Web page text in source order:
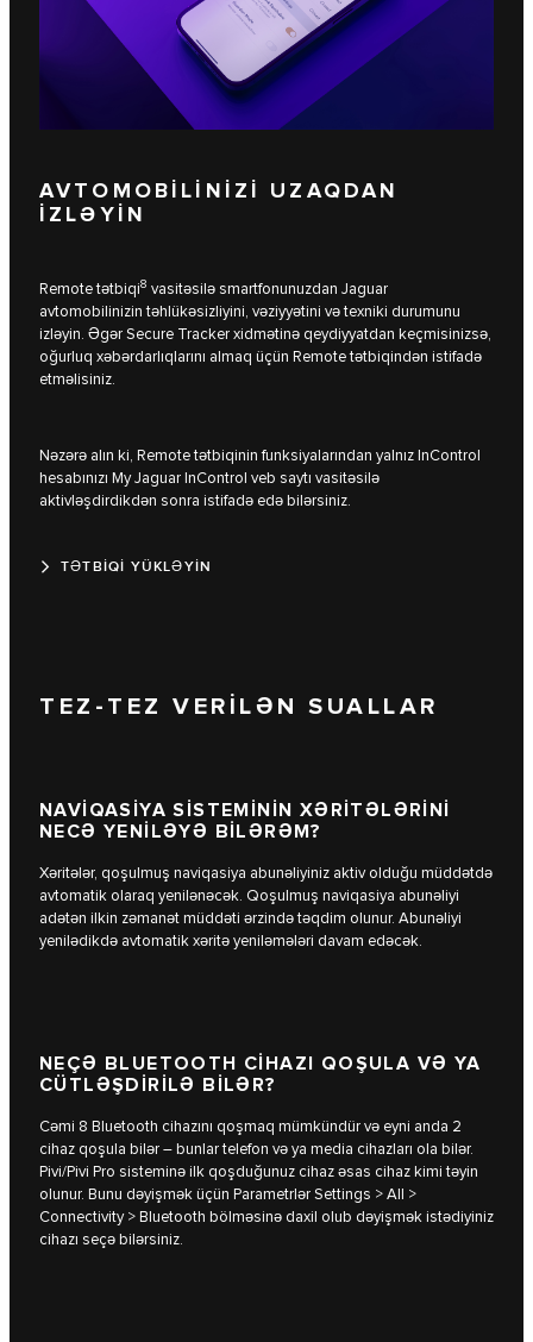
AVTOMOBİLİNİZİ UZAQDAN
İZLƏYİN
Remote tətbiqi8 vasitəsilə smartfonunuzdan Jaguar
avtomobilinizin təhlükəsizliyini, vəziyyətini və texniki durumunu
izləyin. Əgər Secure Tracker xidmətinə qeydiyyatdan keçmisinizsə,
oğurluq xəbərdarlıqlarını almaq üçün Remote tətbiqindən istifadə
etməlisiniz.
Nəzərə alın ki, Remote tətbiqinin funksiyalarından yalnız InControl
hesabınızı My Jaguar InControl veb saytı vasitəsilə
aktivləşdirdikdən sonra istifadə edə bilərsiniz.
TƏTBİQİ YÜKLƏYİN
TEZ-TEZ VERİLƏN SUALLAR
NAVİQASİYA SİSTEMİNİN XƏRİTƏLƏRİNİ
NECƏ YENİLƏYƏ BİLƏRƏM?
Xəritələr, qoşulmuş naviqasiya abunəliyiniz aktiv olduğu müddətdə
avtomatik olaraq yenilənəcək. Qoşulmuş naviqasiya abunəliyi
adətən ilkin zəmanət müddəti ərzində təqdim olunur. Abunəliyi
yenilədikdə avtomatik xəritə yeniləmələri davam edəcək.
NEÇƏ BLUETOOTH CİHAZI QOŞULA VƏ YA
CÜTLƏŞDİRİLƏ BİLƏR?
Cəmi 8 Bluetooth cihazını qoşmaq mümkündür və eyni anda 2
cihaz qoşula bilər – bunlar telefon və ya media cihazları ola bilər.
Pivi/Pivi Pro sisteminə ilk qoşduğunuz cihaz əsas cihaz kimi təyin
olunur. Bunu dəyişmək üçün Parametrlər Settings > All >
Connectivity > Bluetooth bölməsinə daxil olub dəyişmək istədiyiniz
cihazı seçə bilərsiniz.